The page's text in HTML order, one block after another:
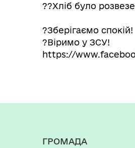
??Хліб було
?Зберігаємо спокій!
?Віримо у ЗСУ!
https://
ГРОМАДА